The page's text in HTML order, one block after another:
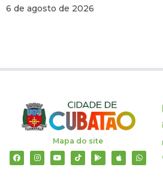
6 de agosto de 2026
Mapa do site